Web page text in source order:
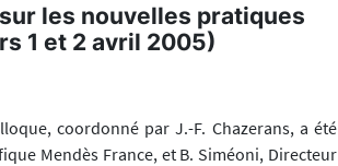
les nouvelles pratiques
1 et 2 avril 2005)
coordonné par J.-F. Chazerans, a été
Mendès France, et B. Siméoni, Directeur